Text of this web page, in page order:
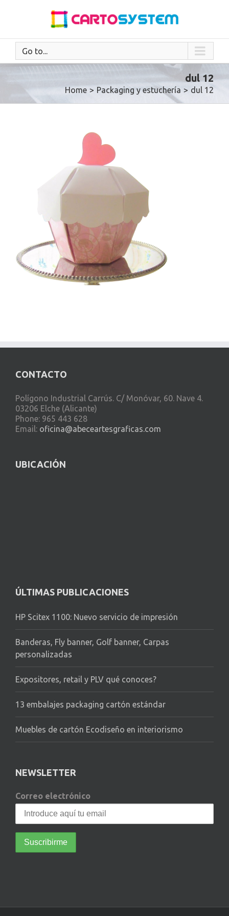
Go to...
dul 12
Home > Packaging y estuchería > dul 12
CONTACTO
Polígono Industrial Carrús. C/ Monóvar, 60. Nave 4.
03206 Elche (Alicante)
Phone: 965 443 628
Email: oficina@abeceartesgraficas.com
UBICACIÓN
ÚLTIMAS PUBLICACIONES
HP Scitex 1100: Nuevo servicio de impresión
Banderas, Fly banner, Golf banner, Carpas
personalizadas
Expositores, retail y PLV qué conoces?
13 embalajes packaging cartón estándar
Muebles de cartón Ecodiseño en interiorismo
NEWSLETTER
Correo electrónico